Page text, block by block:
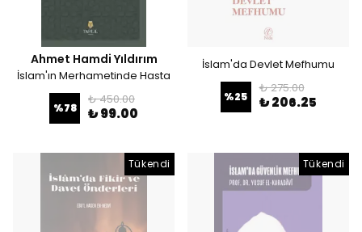
Ahmet Hamdi Yıldırım
İslam'ın Merhametinde Hasta
%78
₺ 450.00
₺ 99.00
İslam'da Devlet Mefhumu
%25
₺ 275.00
₺ 206.25
Tükendi Tükendi